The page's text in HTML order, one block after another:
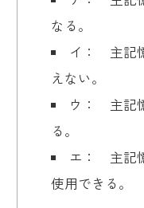
なる。
イ： 主記
えない。
ウ： 主記
る。
エ： 主記
使用できる。